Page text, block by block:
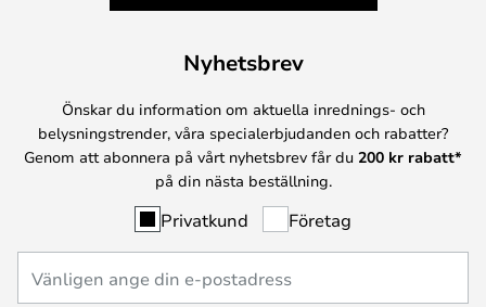
Nyhetsbrev
Önskar du information om aktuella inrednings- och
belysningstrender, våra specialerbjudanden och rabatter?
Genom att abonnera på vårt nyhetsbrev får du 200 kr rabatt*
på din nästa beställning.
Privatkund Företag